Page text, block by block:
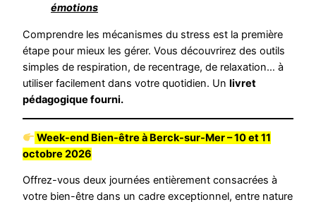
émotions
Comprendre les mécanismes du stress est la première
étape pour mieux les gérer. Vous découvrirez des outils
simples de respiration, de recentrage, de relaxation… à
utiliser facilement dans votre quotidien. Un livret
pédagogique fourni.
Week-end Bien-être à Berck-sur-Mer – 10 et 11
octobre 2026
Offrez-vous deux journées entièrement consacrées à
votre bien-être dans un cadre exceptionnel, entre nature